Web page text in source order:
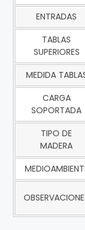
ENTRADAS
TABLAS
SUPERIORES
MEDIDA
CARGA
SOPORTADA
TIPO DE
MADERA